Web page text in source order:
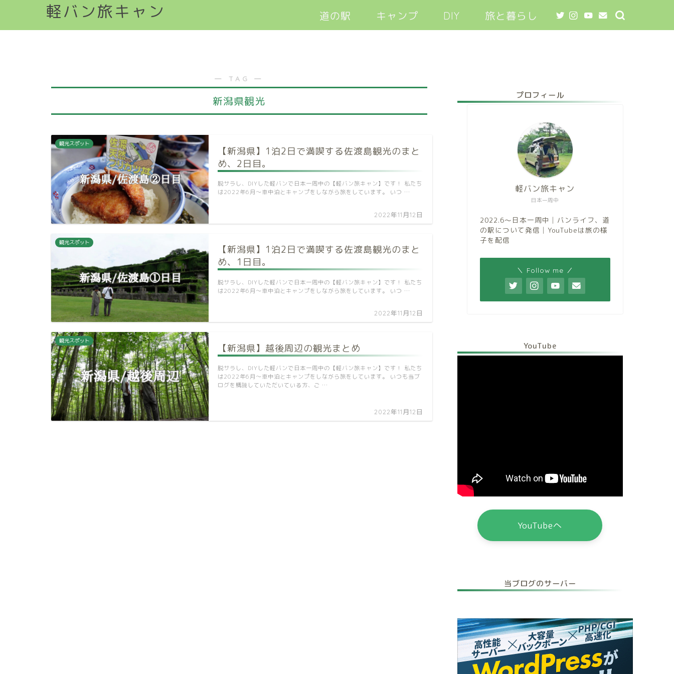
軽バン旅キャン 道の駅 キャンプ DIY 旅と暮らし
― TAG ―
新潟県観光
観光スポット
【新潟県】1泊2日で満喫する佐渡島観光のまと
め、2日目。
2022年11月12日
脱サラし、DIYした軽バンで日本一周中の【軽バン旅キャン】です！ 私たち
は2022年6月～車中泊とキャンプをしながら旅をしています。 いつ …
観光スポット
【新潟県】1泊2日で満喫する佐渡島観光のまと
め、1日目。
2022年11月12日
脱サラし、DIYした軽バンで日本一周中の【軽バン旅キャン】です！ 私たち
は2022年6月～車中泊とキャンプをしながら旅をしています。 いつ …
観光スポット
【新潟県】越後周辺の観光まとめ
2022年11月12日
脱サラし、DIYした軽バンで日本一周中の【軽バン旅キャン】です！ 私たち
は2022年6月～車中泊とキャンプをしながら旅をしています。 いつも当ブ
ログを購読していただいている方、ご …
プロフィール
日本一周中
軽バン旅キャン
2022.6～日本一周中│バンライフ、道
の駅について発信│YouTubeは旅の様
子を配信
＼ Follow me ／
YouTube
YouTubeへ
当ブログのサーバー